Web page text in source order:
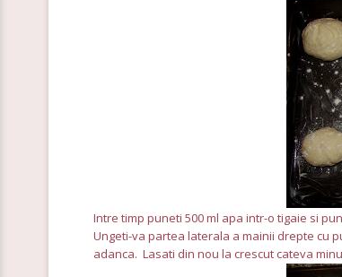
Intre timp puneti 500 ml apa intr-o tigaie si
Ungeti-va partea laterala a mainii drepte cu
adanca. Lasati din nou la crescut cateva